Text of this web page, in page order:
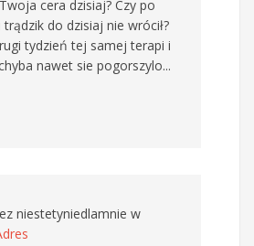
cera dzisiaj? Czy po
do dzisiaj nie wrócił?
tydzień tej samej terapi i
nawet sie pogorszylo...
niestetyniedlamnie w